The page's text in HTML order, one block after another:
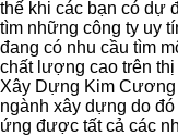
thế khi các bạn có dự
tìm những công ty uy
đang có nhu cầu tìm
chất lượng cao trên
Xây Dựng Kim
ngành xây dựng do
ứng được tất cả các